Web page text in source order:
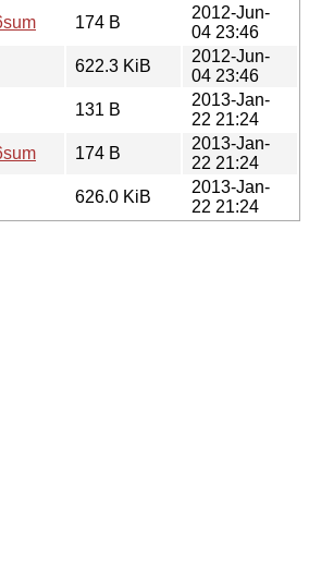
174 B
2012-Jun-
04 23:46
622.3 KiB
2012-Jun-
04 23:46
131 B
2013-Jan-
22 21:24
174 B
2013-Jan-
22 21:24
626.0 KiB
2013-Jan-
22 21:24